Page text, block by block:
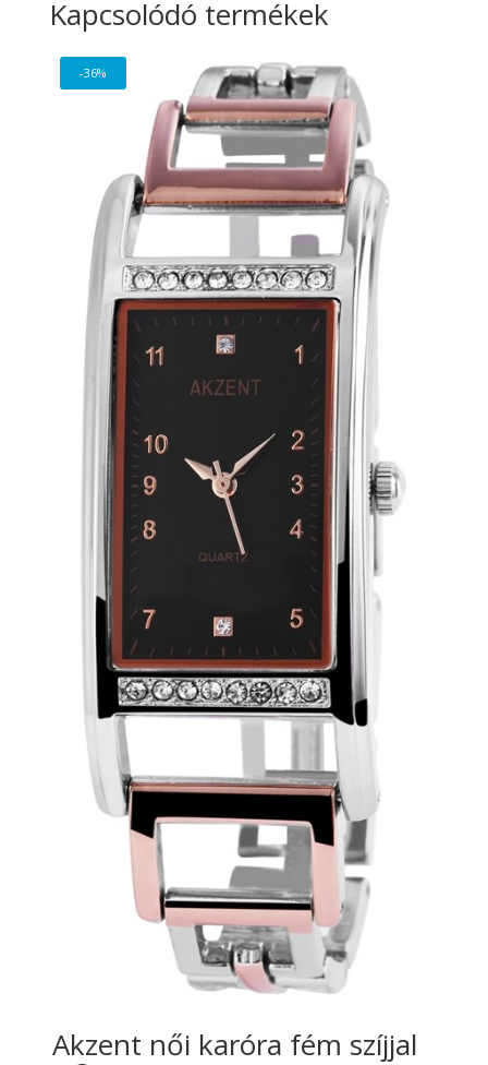
Kapcsolódó termékek
-36%
Akzent női karóra fém szíjjal